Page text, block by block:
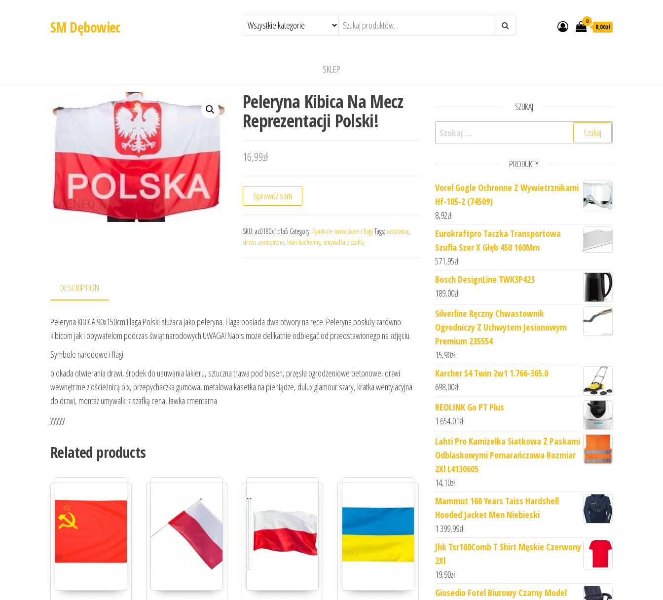
SM Dębowiec 0
0,00zł
SKLEP
Peleryna Kibica Na Mecz
Reprezentacji Polski!
16,99zł
Sprawdź sam
SKU: ac0180c1c1a5 Category: Symbole narodowe i flagi Tags: casorama,
drzwi zewnętrzne, kran kuchenny, umywalka z szafką
DESCRIPTION
Peleryna KIBICA 90x150cm!Flaga Polski służaca jako peleryna. Flaga posiada dwa otwory na ręce. Peleryna posłuży zarówno
kibicom jak i obywatelom podczas świąt narodowych!UWAGA! Napis może delikatnie odbiegać od przedstawionego na zdjęciu.
Symbole narodowe i flagi
blokada otwierania drzwi, środek do usuwania lakieru, sztuczna trawa pod basen, przęsła ogrodzeniowe betonowe, drzwi
wewnętrzne z ościeżnicą olx, przepychaczka gumowa, metalowa kasetka na pieniądze, dulux glamour szary, kratka wentylacyjna
do drzwi, montaż umywalki z szafką cena, ławka cmentarna
yyyyy
Related products
SZUKAJ
Szukaj:
PRODUKTY
Vorel Gogle Ochronne Z Wywietrznikami
Hf-105-2 (74509)
8,92zł
Eurokraftpro Taczka Transportowa
Szufla Szer X Głęb 450 160Mm
571,95zł
Bosch DesignLine TWK3P423
189,00zł
Silverline Ręczny Chwastownik
Ogrodniczy Z Uchwytem Jesionowym
Premium 235554
15,90zł
Karcher S4 Twin 2w1 1.766-365.0
698,00zł
REOLINK Go PT Plus
1 654,01zł
Lahti Pro Kamizelka Siatkowa Z Paskami
Odblaskowymi Pomarańczowa Rozmiar
2Xl L4130605
14,10zł
Mammut 160 Years Taiss Hardshell
Hooded Jacket Men Niebieski
1 399,99zł
Jhk Tsr160Comb T Shirt Męskie Czerwony
2Xl
19,90zł
Giosedio Fotel Biurowy Czarny Model